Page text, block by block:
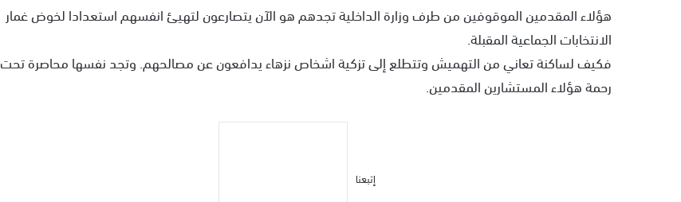
هؤلاء المقدمين الموقوفين من طرف وزارة الداخلية تجدهم هو الآن يتصارعون لتهيئ انفسهم استعدادا لخوض غمار
الانتخابات الجماعية المقبلة.
فكيف لساكنة تعاني من التهميش وتتطلع إلى تزكية اشخاص نزهاء يدافعون عن مصالحهم. وتجد نفسها محاصرة تحت
رحمة هؤلاء المستشارين المقدمين.
إتبعنا